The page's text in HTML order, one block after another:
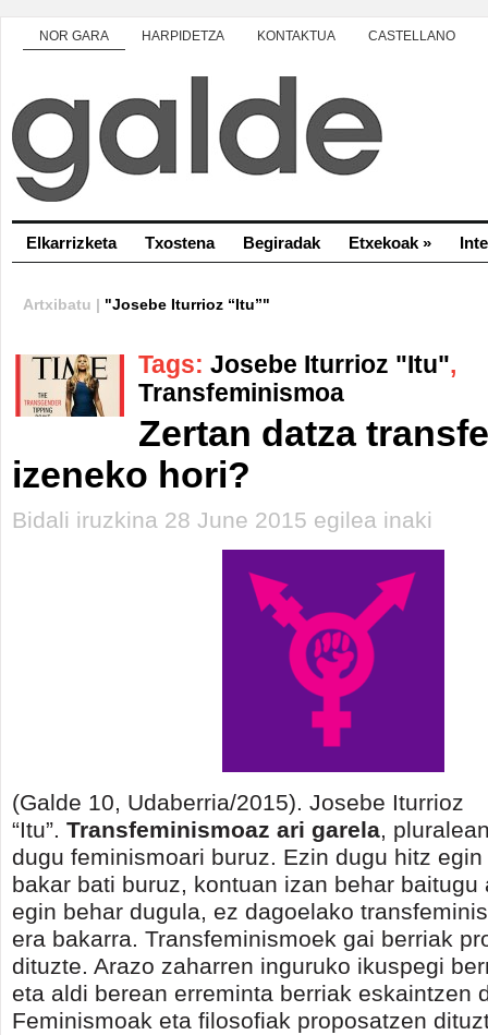
NOR GARA HARPIDETZA KONTAKTUA CASTELLANO
Elkarrizketa Txostena Begiradak Etxekoak »
Artxibatu | "Josebe Iturrioz “Itu”"
Tags: Josebe Iturrioz "Itu",
Transfeminismoa
Zertan datza
izeneko hori?
Bidali iruzkina 28 June 2015 egilea inaki
(Galde 10, Udaberria/2015). Josebe Iturrioz
“Itu”. Transfeminismoaz ari garela,
dugu feminismoari buruz. Ezin dugu hitz
bakar bati buruz, kontuan izan behar baitugu
egin behar dugula, ez dagoelako
era bakarra. Transfeminismoek gai berriak
dituzte. Arazo zaharren inguruko ikuspegi
eta aldi berean erreminta berriak eskaintzen
Feminismoak eta filosofiak proposatzen